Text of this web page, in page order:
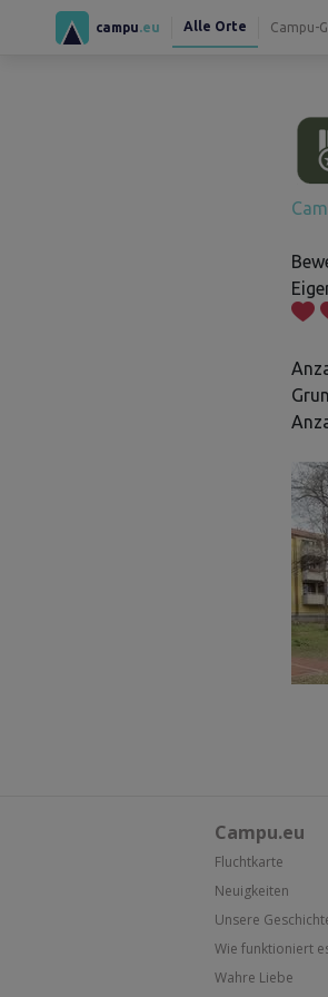
campu .eu Alle Orte Campu-
Campu.eu
Fluchtkarte
Neuigkeiten
Unsere
Wie funktioniert
Wahre Liebe